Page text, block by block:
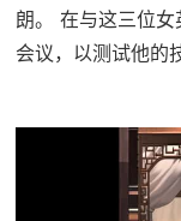
朗。 在与这三位
会议，以测试他的